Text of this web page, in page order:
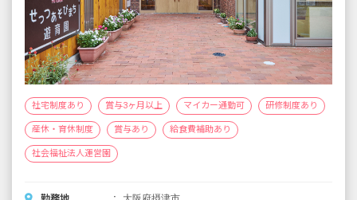
社宅制度あり 賞与3ヶ月以上 マイカー通勤可 研修制度あり
産休・育休制度 賞与あり 給食費補助あり
社会福祉法人運営園